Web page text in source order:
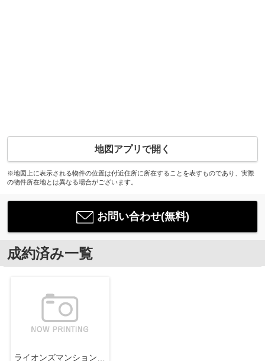
地図アプリで開く
※地図上に表示される物件の位置は付近住所に所在することを表すものであり、実際
の物件所在地とは異なる場合がございます。
お問い合わせ(無料)
成約済み一覧